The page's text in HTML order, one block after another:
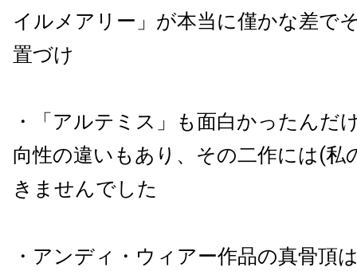
イルメアリー」が本当に僅かな差で
置づけ
・「アルテミス」も面白かったんだ
向性の違いもあり、その二作には(私
きませんでした
・アンディ・ウィアー作品の真骨頂